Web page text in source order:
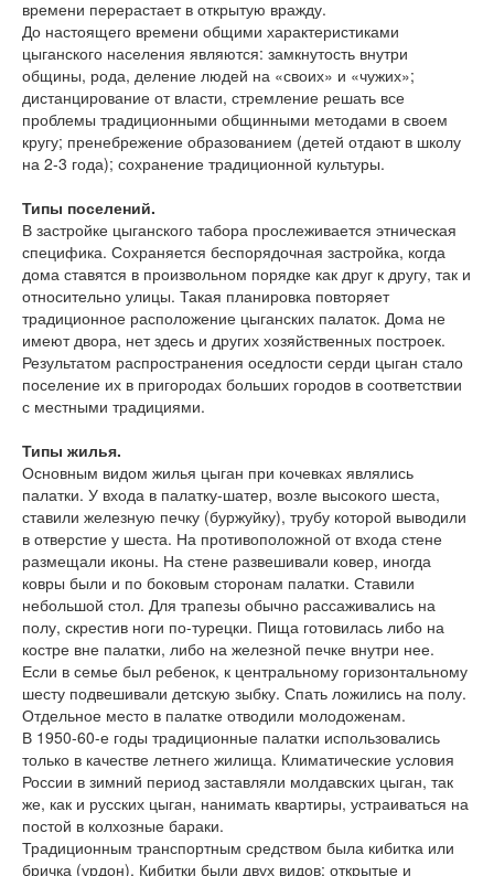
времени перерастает в открытую вражду.
До настоящего времени общими характеристиками
цыганского населения являются: замкнутость внутри
общины, рода, деление людей на «своих» и «чужих»;
дистанцирование от власти, стремление решать все
проблемы традиционными общинными методами в своем
кругу; пренебрежение образованием (детей отдают в школу
на 2-3 года); сохранение традиционной культуры.
Типы поселений.
В застройке цыганского табора прослеживается этническая
специфика. Сохраняется беспорядочная застройка, когда
дома ставятся в произвольном порядке как друг к другу, так и
относительно улицы. Такая планировка повторяет
традиционное расположение цыганских палаток. Дома не
имеют двора, нет здесь и других хозяйственных построек.
Результатом распространения оседлости серди цыган стало
поселение их в пригородах больших городов в соответствии
с местными традициями.
Типы жилья.
Основным видом жилья цыган при кочевках являлись
палатки. У входа в палатку-шатер, возле высокого шеста,
ставили железную печку (буржуйку), трубу которой выводили
в отверстие у шеста. На противоположной от входа стене
размещали иконы. На стене развешивали ковер, иногда
ковры были и по боковым сторонам палатки. Ставили
небольшой стол. Для трапезы обычно рассаживались на
полу, скрестив ноги по-турецки. Пища готовилась либо на
костре вне палатки, либо на железной печке внутри нее.
Если в семье был ребенок, к центральному горизонтальному
шесту подвешивали детскую зыбку. Спать ложились на полу.
Отдельное место в палатке отводили молодоженам.
В 1950-60-е годы традиционные палатки использовались
только в качестве летнего жилища. Климатические условия
России в зимний период заставляли молдавских цыган, так
же, как и русских цыган, нанимать квартиры, устраиваться на
постой в колхозные бараки.
Традиционным транспортным средством была кибитка или
бричка (урдон). Кибитки были двух видов: открытые и